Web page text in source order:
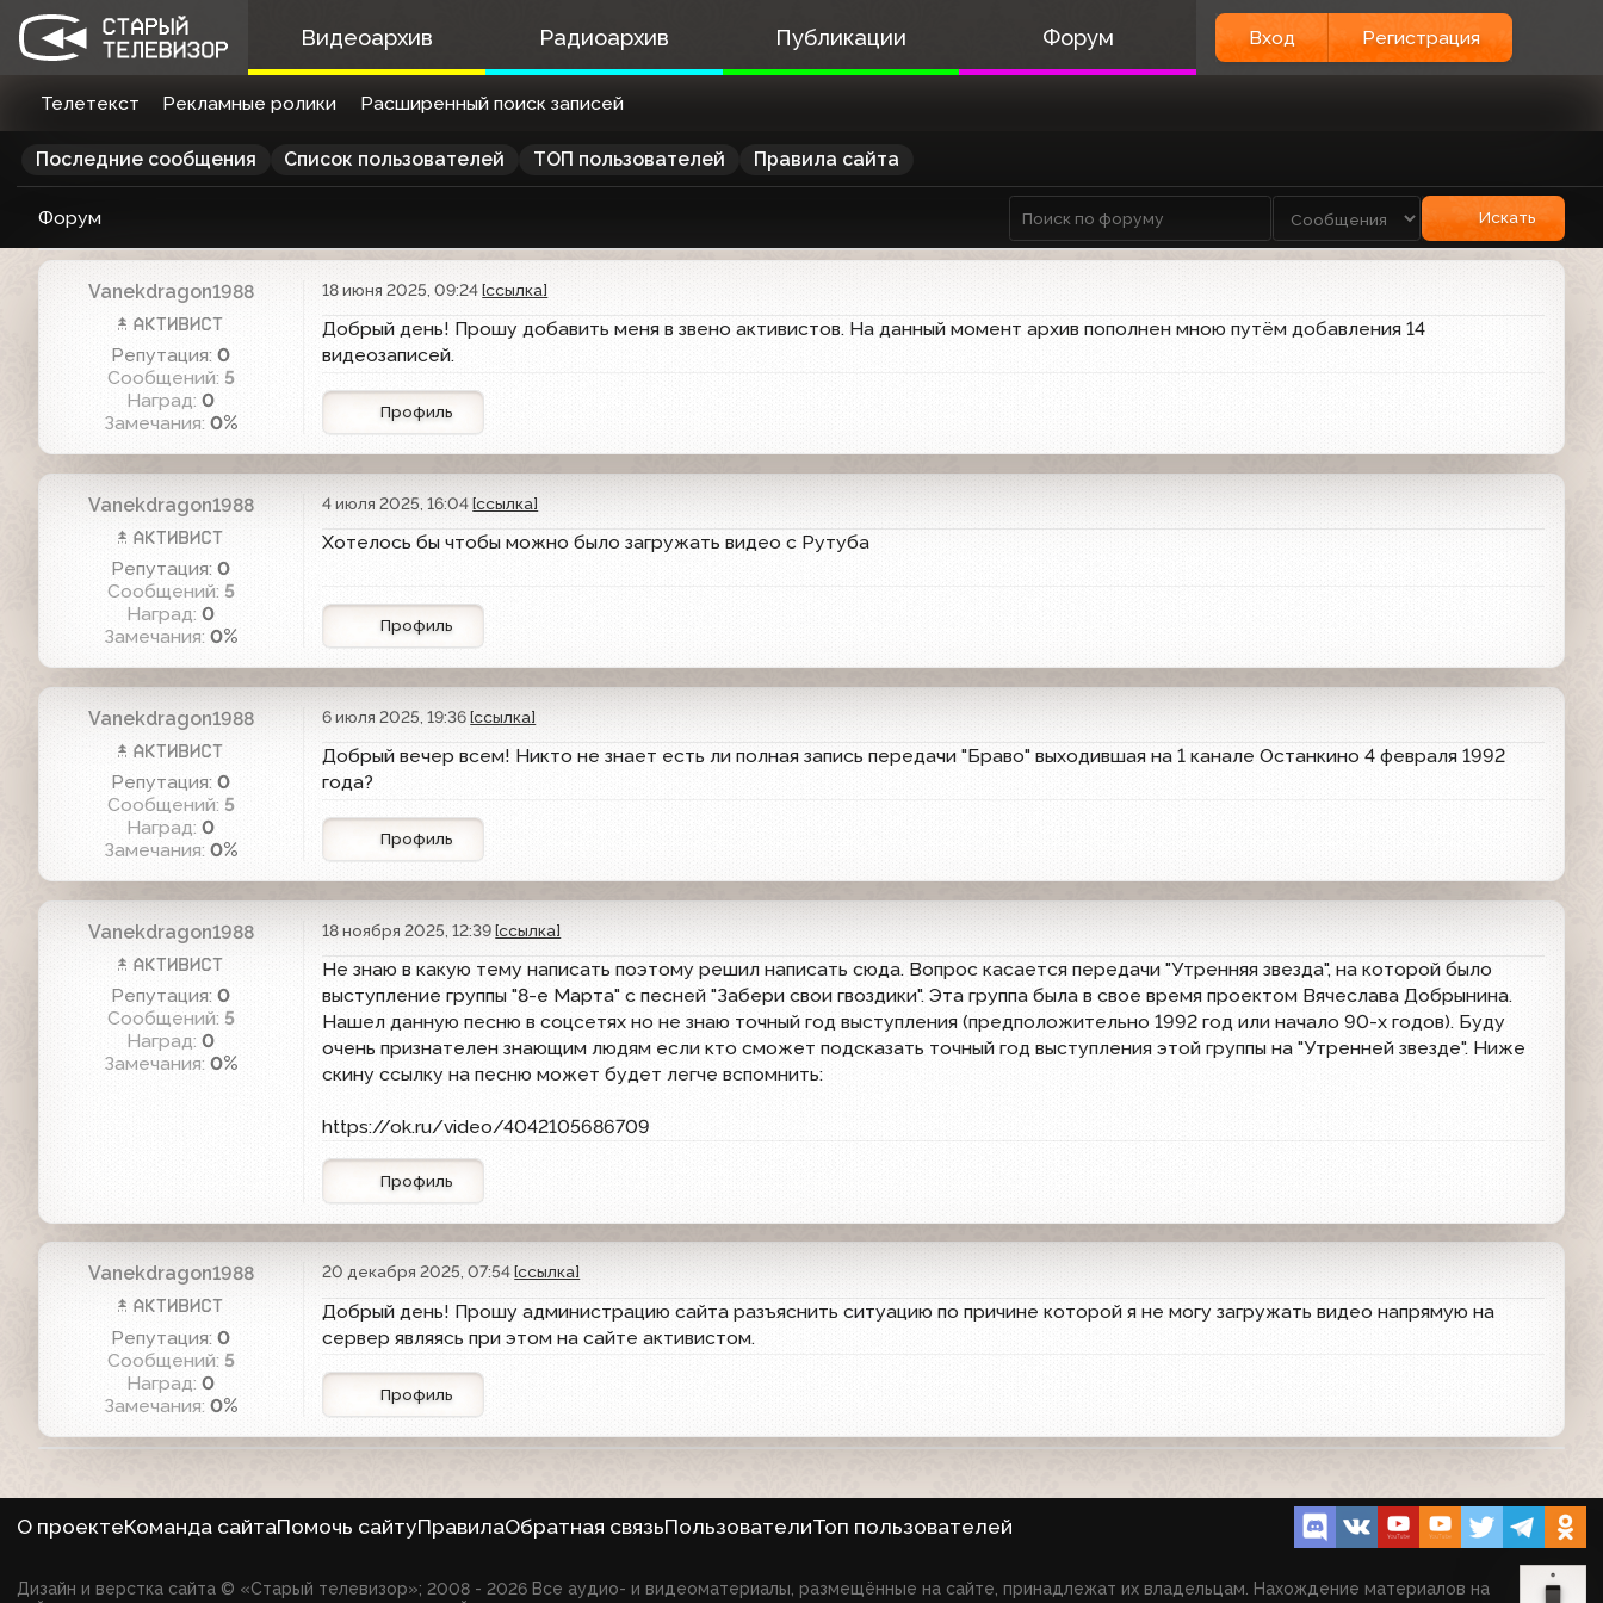
Видеоархив Радиоархив Публикации Форум Вход Регистрация
Телетекст Рекламные ролики Расширенный поиск записей
Последние сообщения Список пользователей ТОП пользователей Правила сайта
Форум Искать
Vanekdragon1988
Репутация:0
Сообщений: 5
Наград:0
Замечания: 0%
18 июня 2025, 09:24[ссылка]
Добрый день! Прошу добавить меня в звено активистов. На данный момент архив пополнен мною путём добавления 14
видеозаписей.
Профиль
Vanekdragon1988
Репутация:0
Сообщений: 5
Наград:0
Замечания: 0%
4 июля 2025, 16:04[ссылка]
Хотелось бы чтобы можно было загружать видео с Рутуба
Профиль
Vanekdragon1988
Репутация:0
Сообщений: 5
Наград:0
Замечания: 0%
6 июля 2025, 19:36[ссылка]
Добрый вечер всем! Никто не знает есть ли полная запись передачи "Браво" выходившая на 1 канале Останкино 4 февраля 1992
года?
Профиль
Vanekdragon1988
Репутация:0
Сообщений: 5
Наград:0
Замечания: 0%
18 ноября 2025, 12:39[ссылка]
Не знаю в какую тему написать поэтому решил написать сюда. Вопрос касается передачи "Утренняя звезда", на которой было
выступление группы "8-е Марта" с песней "Забери свои гвоздики". Эта группа была в свое время проектом Вячеслава Добрынина.
Нашел данную песню в соцсетях но не знаю точный год выступления (предположительно 1992 год или начало 90-х годов). Буду
очень признателен знающим людям если кто сможет подсказать точный год выступления этой группы на "Утренней звезде". Ниже
скину ссылку на песню может будет легче вспомнить:
https://ok.ru/video/4042105686709
Профиль
Vanekdragon1988
Репутация:0
Сообщений: 5
Наград:0
Замечания: 0%
20 декабря 2025, 07:54[ссылка]
Добрый день! Прошу администрацию сайта разъяснить ситуацию по причине которой я не могу загружать видео напрямую на
сервер являясь при этом на сайте активистом.
Профиль
О проектеКоманда сайтаПомочь сайтуПравилаОбратная связьПользователиТоп пользователей
Дизайн и верстка сайта © «Старый телевизор»; 2008 - 2026 Все аудио- и видеоматериалы, размещённые на сайте, принадлежат их владельцам. Нахождение материалов на